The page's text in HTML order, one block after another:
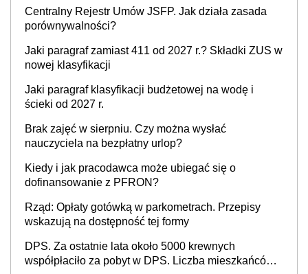
Centralny Rejestr Umów JSFP. Jak działa zasada
porównywalności?
Jaki paragraf zamiast 411 od 2027 r.? Składki ZUS w
nowej klasyfikacji
Jaki paragraf klasyfikacji budżetowej na wodę i
ścieki od 2027 r.
Brak zajęć w sierpniu. Czy można wysłać
nauczyciela na bezpłatny urlop?
Kiedy i jak pracodawca może ubiegać się o
dofinansowanie z PFRON?
Rząd: Opłaty gotówką w parkometrach. Przepisy
wskazują na dostępność tej formy
DPS. Za ostatnie lata około 5000 krewnych
współpłaciło za pobyt w DPS. Liczba mieszkańców